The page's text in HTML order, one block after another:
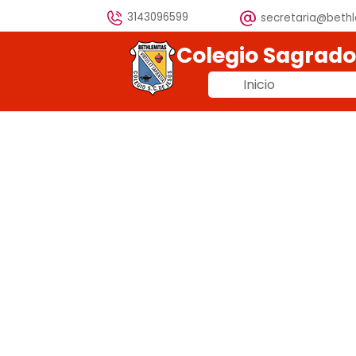
3143096599
Inicio
Colegio